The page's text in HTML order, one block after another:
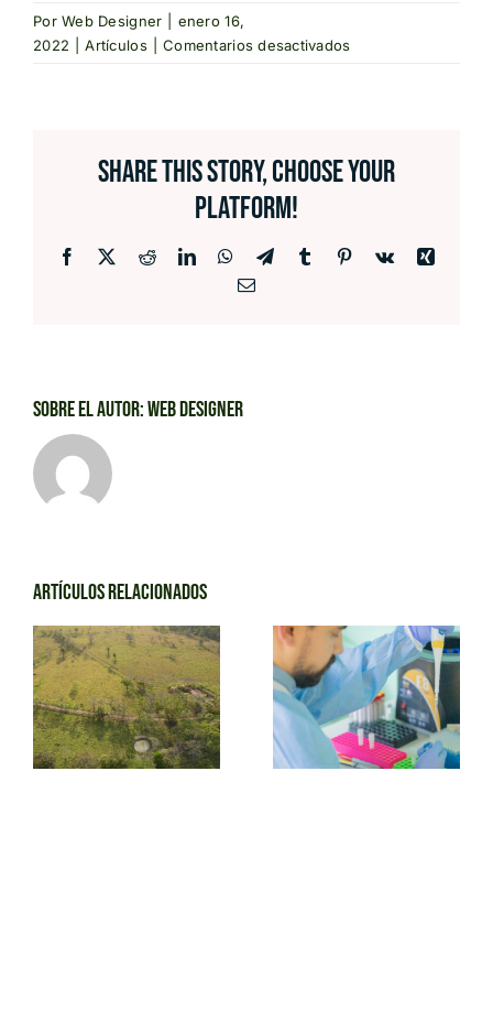
PorWeb Designer
enero 16,
2022
Artículos Comentarios desactivadosen
Share This Story, Choose Your
Platform!
Facebook RedditLinkedInWhatsApp
TelegramTumblr Pinterest
Vk
Xing
Correo
Sobre el Autor:Web Designer
Artículos relacionados
Título De
Artículo 2